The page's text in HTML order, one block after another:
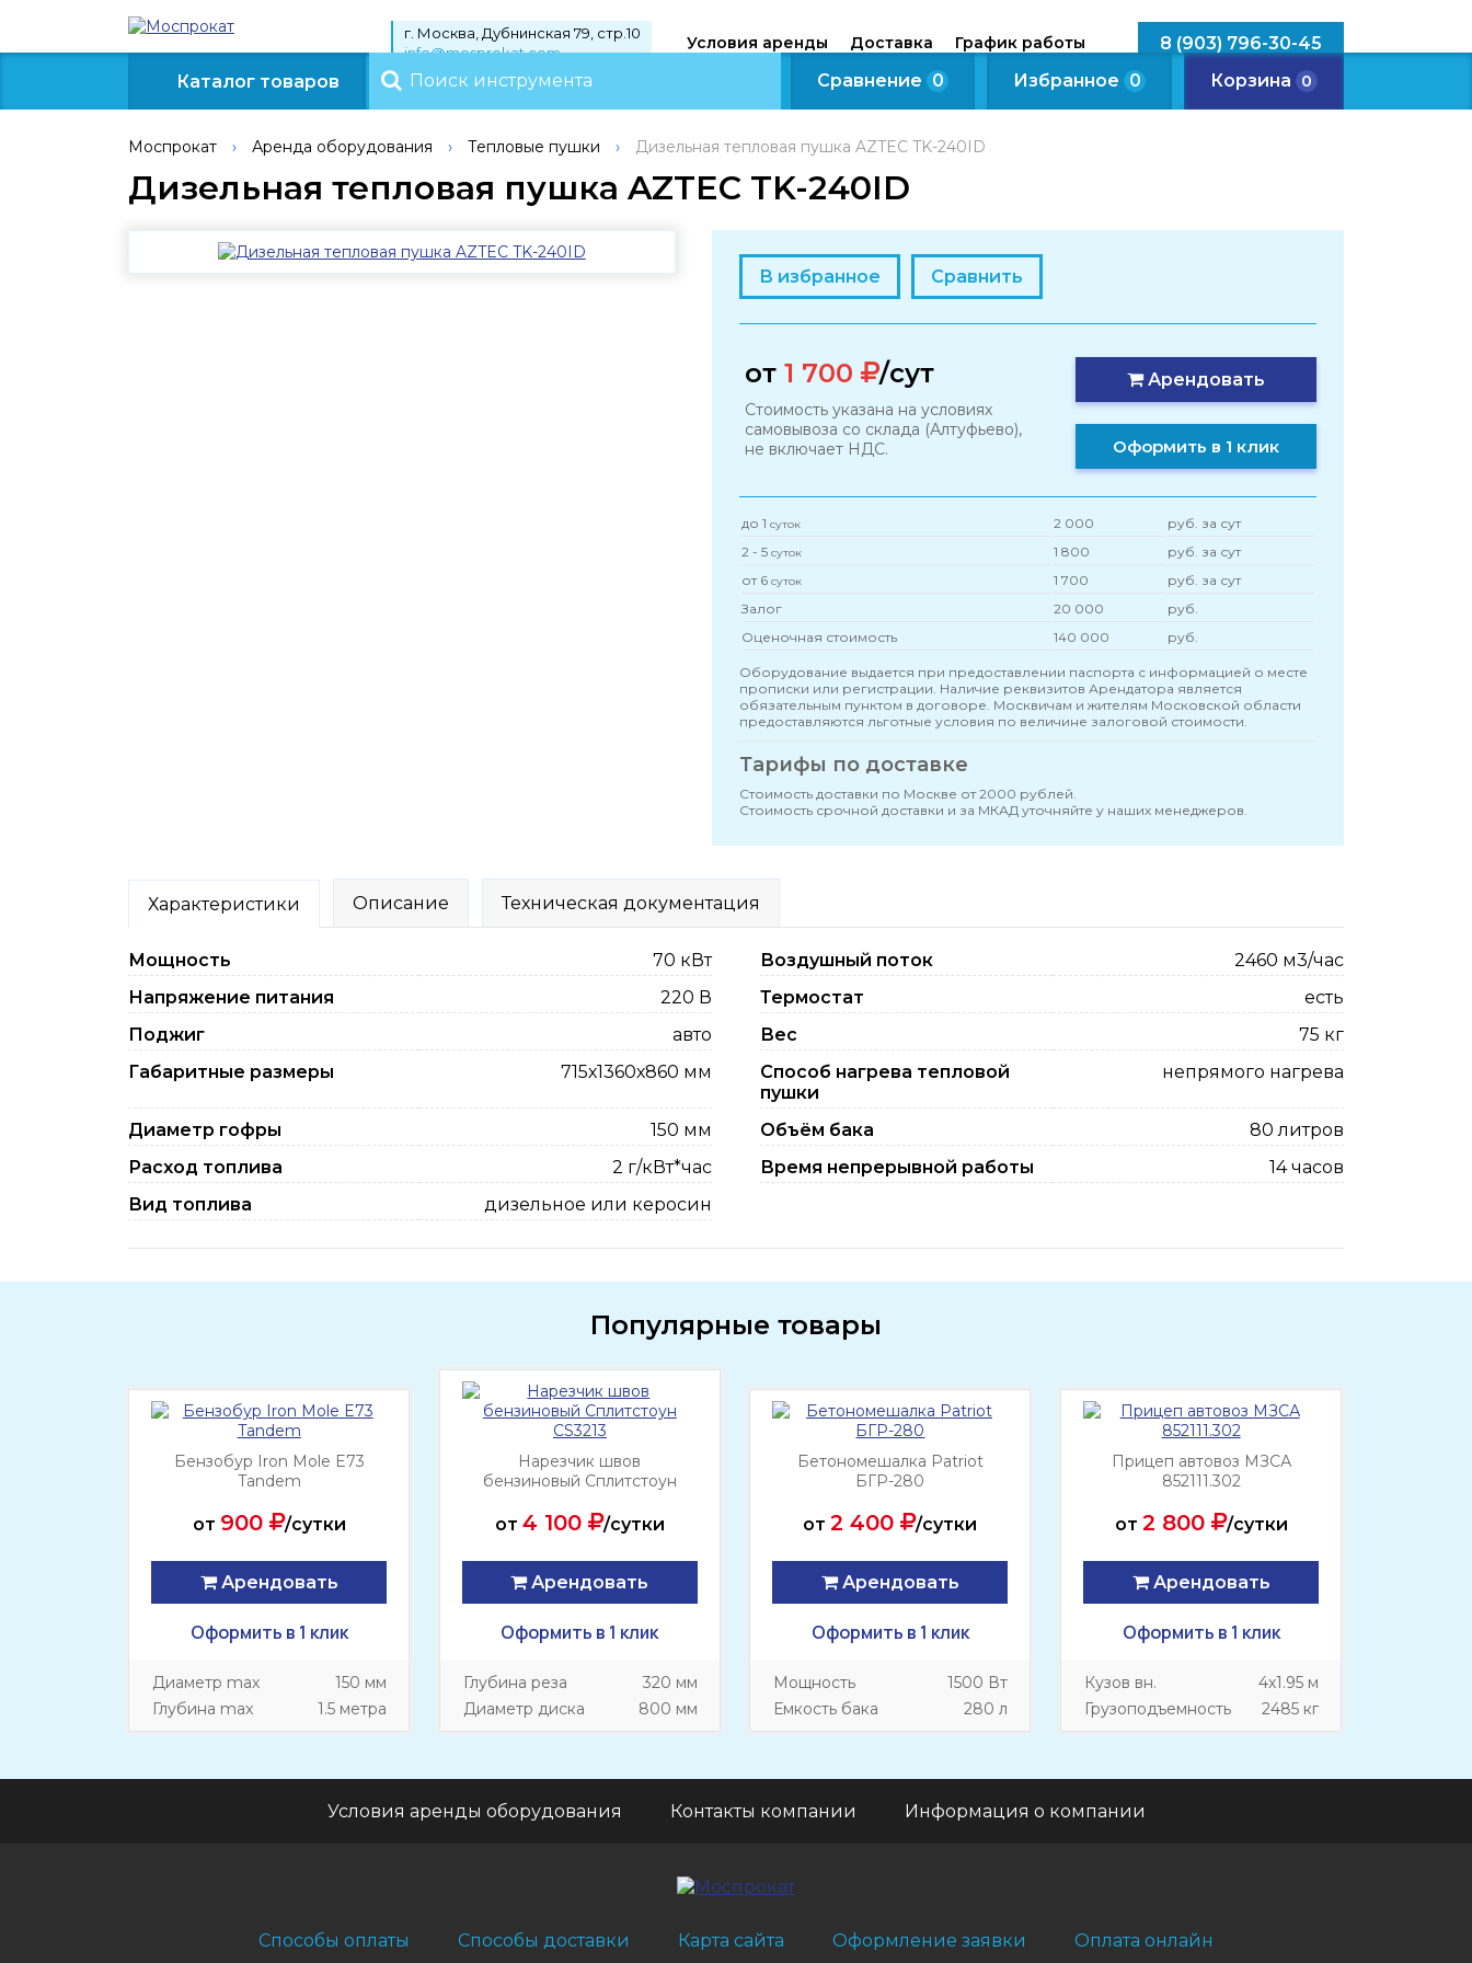
г. Москва, Дубнинская 79, стр.10
info@mosprokat.com
Условия аренды Доставка График работы
8 (903) 796-30-45
Каталог товаров Сравнение 0 Избранное 0 Корзина 0
Моспрокат › Аренда оборудования › Тепловые пушки › Дизельная тепловая пушка AZTEC TK-240ID
Дизельная тепловая пушка AZTEC TK-240ID
В избранное Сравнить
от 1 700 /сут
Стоимость указана на условиях
самовывоза со склада (Алтуфьево),
не включает НДС.
Арендовать
Оформить в 1 клик
до 1 суток 2 000
руб. за сут
2 - 5 суток 1 800
руб. за сут
от 6 суток 1 700
руб. за сут
Залог
20 000
руб.
Оценочная стоимость
140 000 руб.
Оборудование выдается при предоставлении паспорта с информацией о месте
прописки или регистрации. Наличие реквизитов Арендатора является
обязательным пунктом в договоре. Москвичам и жителям Московской области
предоставляются льготные условия по величине залоговой стоимости.
Тарифы по доставке
Стоимость доставки по Москве от 2000 рублей.
Стоимость срочной доставки и за МКАД уточняйте у наших менеджеров.
Характеристики Описание Техническая документация
Мощность 70 кВт Воздушный поток
2460 м3/час
Напряжение питания
220 В Термостат
есть
Поджиг
авто Вес
75 кг
Габаритные размеры
715х1360х860 мм
Способ нагрева тепловой
пушки
непрямого нагрева
Диаметр гофры 150 мм Объём бака
80 литров
Расход топлива
2 г/кВт*час Время непрерывной работы
14 часов
Вид топлива
дизельное или керосин
Популярные товары
Бензобур Iron Mole E73
Tandem
от 900 /сутки
Арендовать
Оформить в 1 клик
Диаметр max
150 мм
Глубина max
1.5 метра
Нарезчик швов
бензиновый Сплитстоун
от 4 100 /сутки
Арендовать
Оформить в 1 клик
Глубина реза
320 мм
Диаметр диска
800 мм
Бетономешалка Patriot
БГР-280
от2 400 /сутки
Арендовать
Оформить в 1 клик
Мощность
1500 Вт
Емкость бака
280 л
Прицеп автовоз МЗСА
852111.302
от 2 800 /сутки
Арендовать
Оформить в 1 клик
Кузов вн.
4х1.95 м
Грузоподъемность
2485 кг
Условия аренды оборудования Контакты компании Информация о компании
Способы оплаты Способы доставки Карта сайта Оформление заявки Оплата онлайн